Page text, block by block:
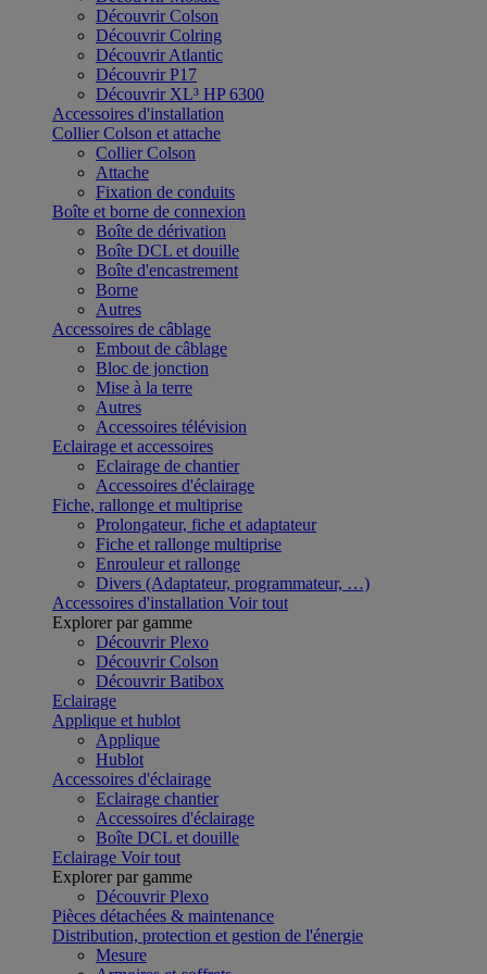
Découvrir Colson
Découvrir Colring
Découvrir Atlantic
Découvrir P17
Découvrir XL³ HP 6300
Accessoires d'installation
Collier Colson et attache
Collier Colson
Attache
Fixation de conduits
Boîte et borne de connexion
Boîte de dérivation
Boîte DCL et douille
Boîte d'encastrement
Borne
Autres
Accessoires de câblage
Embout de câblage
Bloc de jonction
Mise à la terre
Autres
Accessoires télévision
Eclairage et accessoires
Eclairage de chantier
Accessoires d'éclairage
Fiche, rallonge et multiprise
Prolongateur, fiche et adaptateur
Fiche et rallonge multiprise
Enrouleur et rallonge
Divers (Adaptateur, programmateur, …)
Accessoires d'installation Voir tout
Explorer par gamme
Découvrir Plexo
Découvrir Colson
Découvrir Batibox
Eclairage
Applique et hublot
Applique
Hublot
Accessoires d'éclairage
Eclairage chantier
Accessoires d'éclairage
Boîte DCL et douille
Eclairage Voir tout
Explorer par gamme
Découvrir Plexo
Pièces détachées & maintenance
Distribution, protection et gestion de l'énergie
Mesure